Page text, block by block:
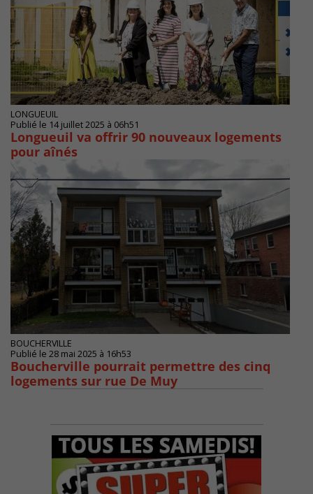
LONGUEUIL
Publié le 14 juillet 2025 à 06h51
Longueuil va offrir 90 nouveaux logements
pour aînés
BOUCHERVILLE
Publié le 28 mai 2025 à 16h53
Boucherville pourrait permettre des cinq
logements sur rue De Muy